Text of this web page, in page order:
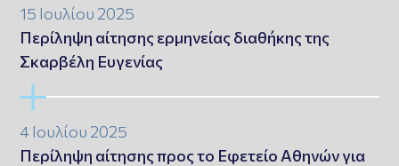
15 Ιουλίου 2025
Περίληψη αίτησης ερμηνείας διαθήκης της
Σκαρβέλη Ευγενίας
4 Ιουλίου 2025
Περίληψη αίτησης προς το Εφετείο Αθηνών για